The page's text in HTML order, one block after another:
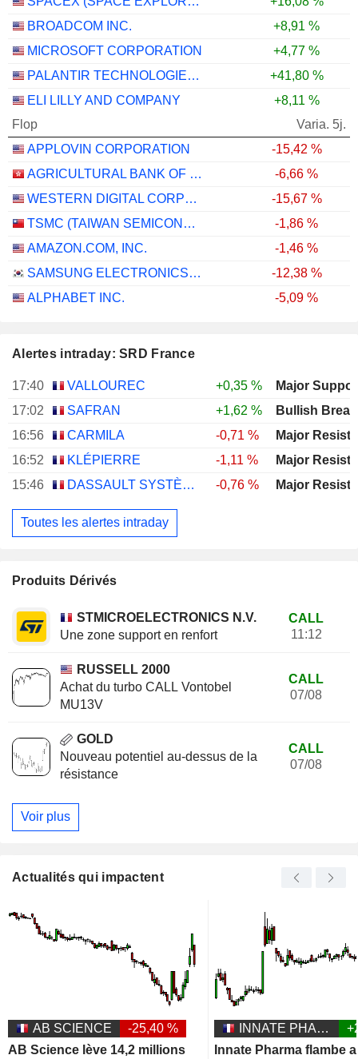
BROADCOM INC.
+8,91 %
MICROSOFT CORPORATION
+4,77 %
PALANTIR TECHNOLOGIES INC.
+41,80 %
ELI LILLY AND COMPANY
+8,11 %
Flop
Varia. 5j.
APPLOVIN CORPORATION
-15,42 %
AGRICULTURAL BANK OF CHINA LIMITED
-6,66 %
WESTERN DIGITAL CORPORATION
-15,67 %
TSMC (TAIWAN SEMICONDUCTOR MANUFACTURING COMPANY)
-1,86 %
AMAZON.COM, INC.
-1,46 %
SAMSUNG ELECTRONICS CO., LTD.
-12,38 %
ALPHABET INC.
-5,09 %
Alertes intraday: SRD France
17:40 VALLOUREC
+0,35 %
17:02
SAFRAN +1,62 %
Bullish
16:56
CARMILA
-0,71 %
16:52
KLÉPIERRE
-1,11 %
15:46
DASSAULT SYSTÈMES SE -0,76 %
Toutes les alertes intraday
Produits Dérivés
STMICROELECTRONICS N.V.
Une zone support en renfort
CALL
11:12
RUSSELL 2000
Achat du turbo CALL Vontobel
MU13V
CALL
07/08
GOLD
Nouveau potentiel au-dessus de la
résistance
CALL
07/08
Voir plus
Actualités qui impactent
AB SCIENCE
-25,40 %
AB Science lève 14,2 millions
INNATE PHARMA
Innate Pharma flambe